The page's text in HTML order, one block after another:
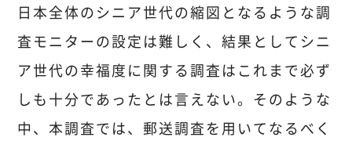
日本全体のシニア世代の縮図となるような調
査モニターの設定は難しく、結果としてシニ
ア世代の幸福度に関する調査はこれまで必ず
しも十分であったとは言えない。そのような
中、本調査では、郵送調査を用いてなるべく